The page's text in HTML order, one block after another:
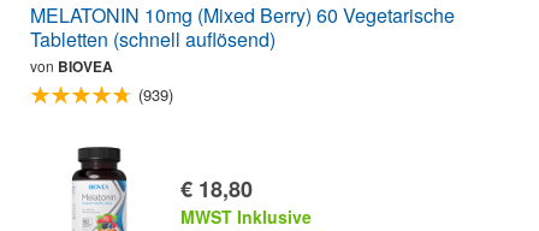
MELATONIN 10mg (Mixed Berry) 60 Vegetarische
Tabletten (schnell auflösend)
von BIOVEA
(939)
€ 18,80
MWST Inklusive